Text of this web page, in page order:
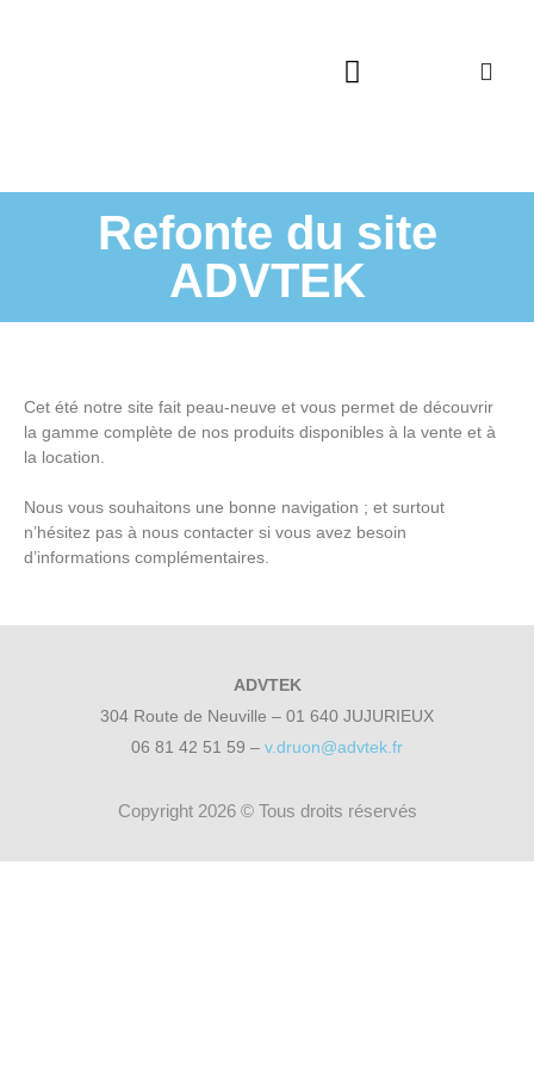
Refonte du site
ADVTEK
Cet été notre site fait peau-neuve et vous permet de découvrir
la gamme complète de nos produits disponibles à la vente et à
la location.
Nous vous souhaitons une bonne navigation ; et surtout
n’hésitez pas à nous contacter si vous avez besoin
d’informations complémentaires.
ADVTEK
304 Route de Neuville – 01 640 JUJURIEUX
06 81 42 51 59 – v.druon@advtek.fr
Copyright 2026 © Tous droits réservés